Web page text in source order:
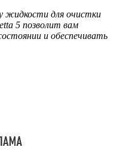
жидкости для очистки
5 позволит вам
и обеспечивать